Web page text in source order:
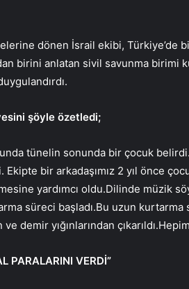
dönen İsrail ekibi, Türkiye’de
birini anlatan sivil savunma birimi
şöyle özetledi;
tünelin sonunda bir çocuk
bir arkadaşımız 2 yıl önce
yardımcı oldu.Dilinde müzik
süreci başladı.Bu uzun
demir yığınlarından
PARALARINI VERDİ”